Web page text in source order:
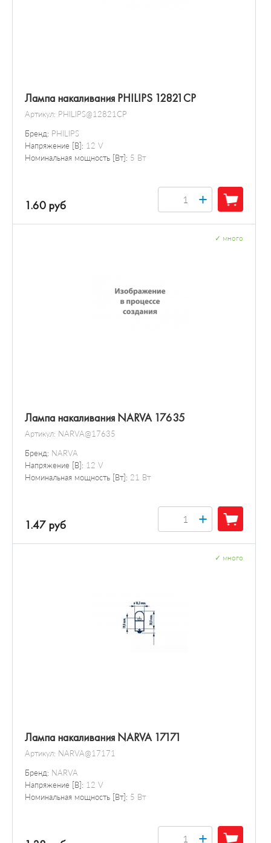
Лампа накаливания PHILIPS 12821CP
Артикул: PHILIPS@12821CP
Бренд: PHILIPS
Напряжение [В]: 12 V
Номинальная мощность [Вт]: 5 Вт
1.60 руб +
Лампа накаливания NARVA 17635
Артикул: NARVA@17635
Бренд: NARVA
Напряжение [В]: 12 V
Номинальная мощность [Вт]: 21 Вт
много
1.47 руб +
Лампа накаливания NARVA 17171
Артикул: NARVA@17171
Бренд: NARVA
Напряжение [В]: 12 V
Номинальная мощность [Вт]: 5 Вт
много
+